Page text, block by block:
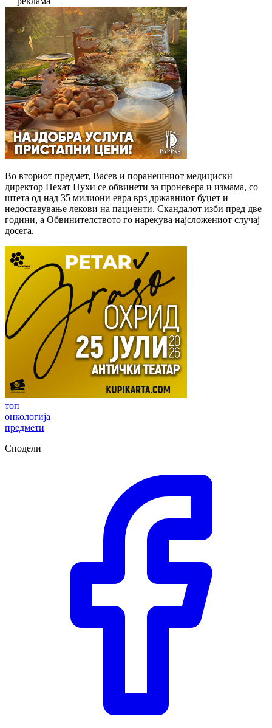
Во вториот предмет, Васев и поранешниот медициски
директор Нехат Нухи се обвинети за проневера и измама, со
штета од над 35 милиони евра врз државниот буџет и
недоставување лекови на пациенти. Скандалот изби пред две
години, а Обвинителството го нарекува најсложениот случај
досега.
топ
онкологија
предмети
Сподели